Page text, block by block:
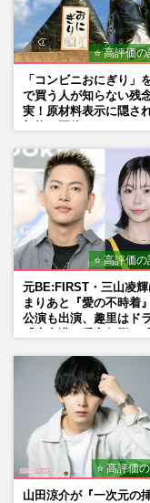
⭐ 高評価
「コンビニおにぎり」
で買う人が知らない残
実！原材料表示に隠さ
⭐ 高評価
元BE:FIRST・三山凌
まりあと『愛の不時着
公演も出演、趣里はド
⭐ 高評価
山田涼介が『一次元の